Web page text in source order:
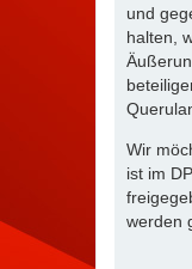
und
halten,
Wir
ist im
werden